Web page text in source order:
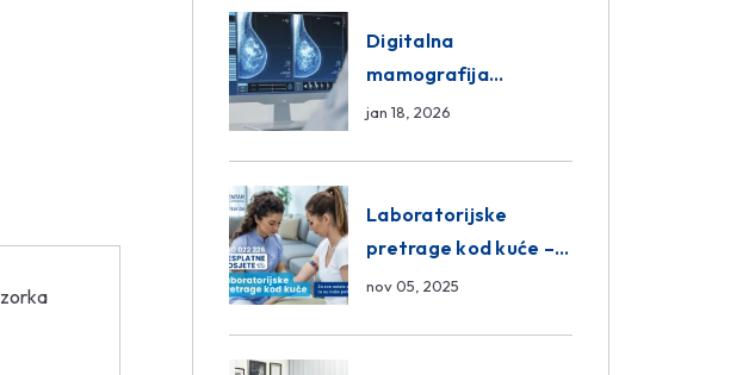
Digitalna
mamografija
Sarajevo – Pregled
jan 18, 2026
Laboratorijske
pretrage kod kuće –
novo u Eurofam
nov 05, 2025